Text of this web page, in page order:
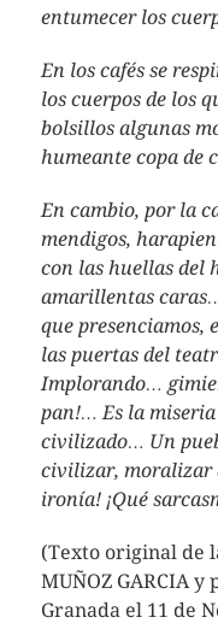
entumecer los
En los cafés se
los cuerpos de los
bolsillos algunas
humeante copa de
En cambio, por la
mendigos,
con las huellas del
amarillentas
que presenciamos,
las puertas del
Implorando…
pan!… Es la miseria
civilizado… Un
civilizar, moralizar
ironía! ¡Qué
(Texto original de
MUÑOZ GARCIA
Granada el 11 de